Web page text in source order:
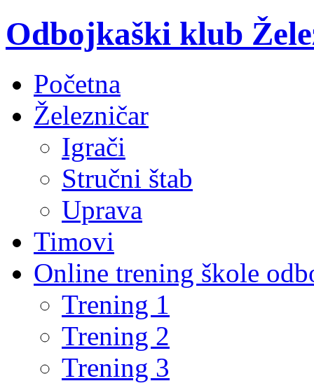
Odbojkaški klub
Početna
Železničar
Igrači
Stručni štab
Uprava
Timovi
Online trening škole
Trening 1
Trening 2
Trening 3